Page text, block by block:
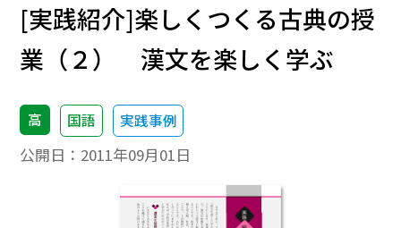
[実践紹介]楽しくつくる古典の授
業（２） 漢文を楽しく学ぶ
高 国語 実践事例
公開日： 2011年09月01日